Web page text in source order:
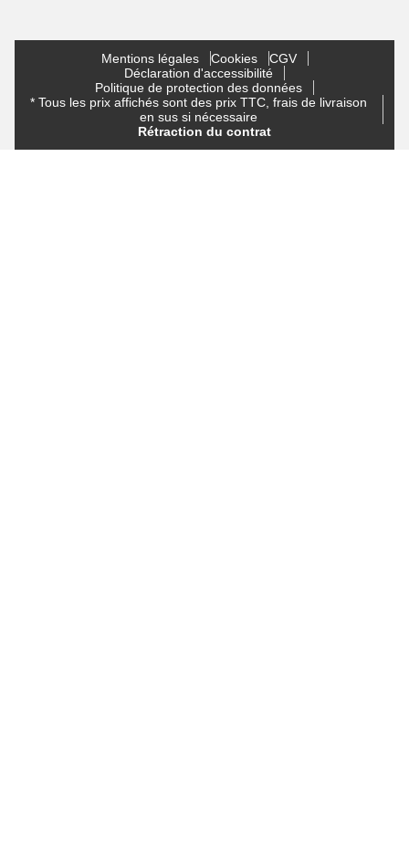
Mentions légales Cookies
CGV
Déclaration d'accessibilité
Politique de protection des données
* Tous les prix affichés sont des prix TTC, frais de livraison
en sus si nécessaire
Rétraction du contrat